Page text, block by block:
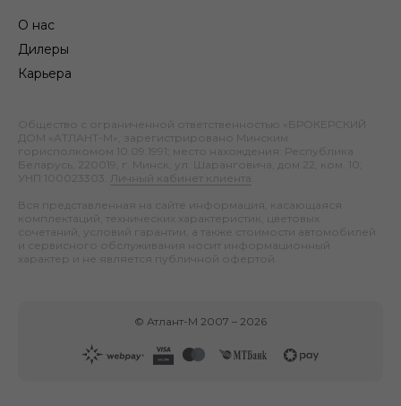
О нас
Дилеры
Карьера
Общество с ограниченной ответственностью «БРОКЕРСКИЙ
ДОМ «АТЛАНТ-М», зарегистрировано Минским
горисполкомом 10.09.1991; место нахождения: Республика
Беларусь, 220019, г. Минск, ул. Шаранговича, дом 22, ком. 10;
УНП 100023303.
Личный кабинет клиента
Вся представленная на сайте информация, касающаяся
комплектаций, технических характеристик, цветовых
сочетаний, условий гарантии, а также стоимости автомобилей
и сервисного обслуживания носит информационный
характер и не является публичной офертой.
© Атлант-М 2007 – 2026